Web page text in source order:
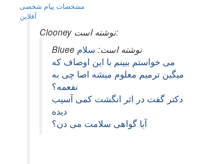
مشخصات پیام شخصی
آفلاين
Clooney نوشته است:
Bluee نوشته است: سلام
می خواستم ببینم با این اوصاف که
میگین ترمیم معلوم میشه اصا چی به
نفعمه؟
دکتر گفت در اثر انگشت کمی آسیب
دیده
آیا گواهی سلامت می دن؟